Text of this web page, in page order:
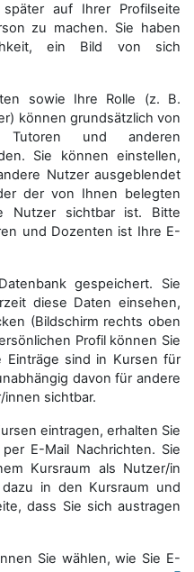
auf Ihrer Profilseite
zu machen. Sie haben
ein Bild von sich
sowie Ihre Rolle (z. B.
können grundsätzlich von
Tutoren und anderen
Sie können einstellen,
Nutzer ausgeblendet
der von Ihnen belegten
Nutzer sichtbar ist. Bitte
und Dozenten ist Ihre E-
gespeichert. Sie
diese Daten einsehen,
(Bildschirm rechts oben
Profil können Sie
Einträge sind in Kursen für
davon für andere
sichtbar.
eintragen, erhalten Sie
E-Mail Nachrichten. Sie
Kursraum als Nutzer/in
in den Kursraum und
dass Sie sich austragen
Sie wählen, wie Sie E-